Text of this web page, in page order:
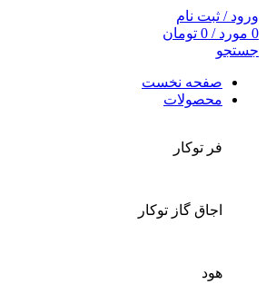
ورود / ثبت نام
0 مورد/
0 تومان
جستجو
صفحه نخست
محصولات
فر توکار
اجاق گاز توکار
هود